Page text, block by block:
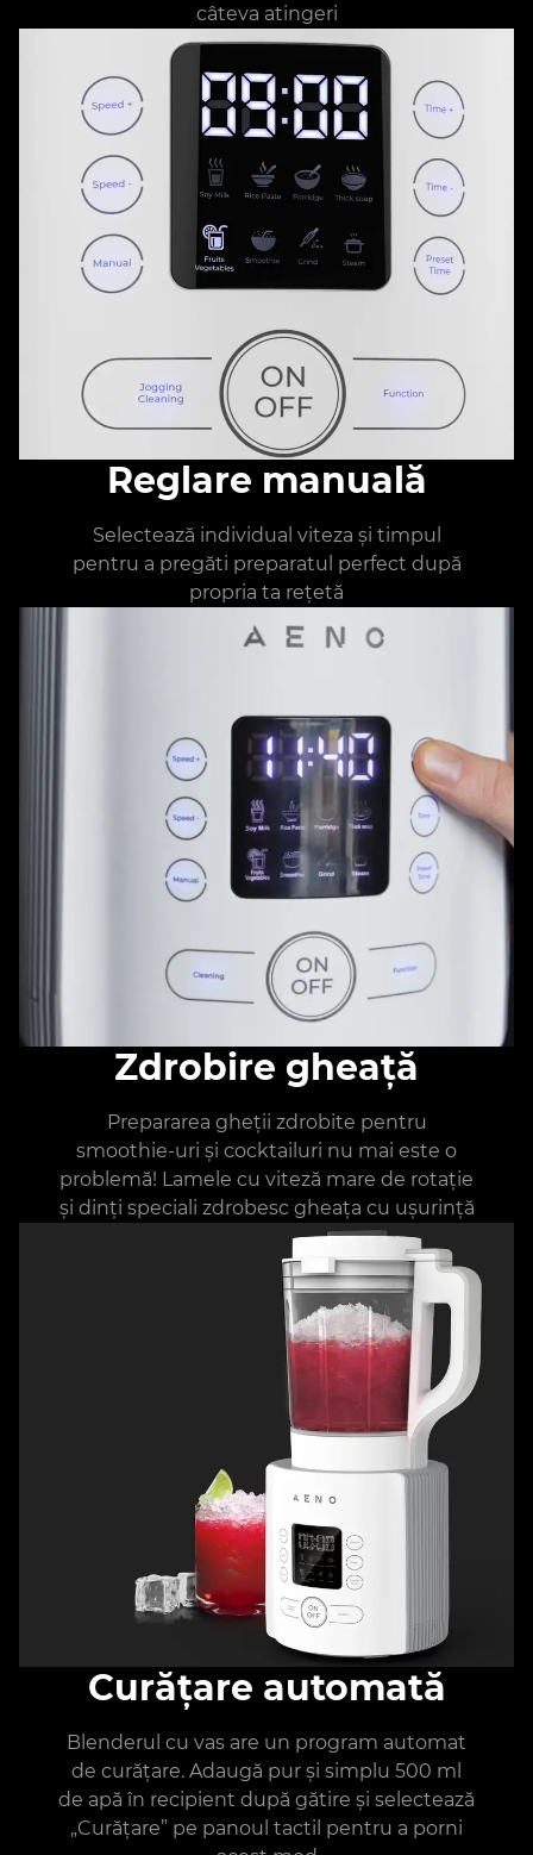
câteva atingeri
Reglare manuală
Selectează individual viteza și timpul
pentru a pregăti preparatul perfect după
propria ta rețetă
Zdrobire gheață
Prepararea gheții zdrobite pentru
smoothie-uri și cocktailuri nu mai este o
problemă! Lamele cu viteză mare de rotație
și dinți speciali zdrobesc gheața cu ușurință
Curățare automată
Blenderul cu vas are un program automat
de curățare. Adaugă pur și simplu 500 ml
de apă în recipient după gătire și selectează
„Curățare” pe panoul tactil pentru a porni